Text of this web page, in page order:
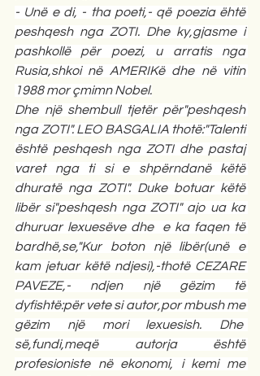
- Unë e di, - tha poeti,- që poezia ëhtë
peshqesh nga ZOTI. Dhe ky,gjasme i
pashkollë për poezi, u arratis nga
Rusia,shkoi në AMERIKë dhe në vitin
1988 mor çmimn Nobel.
Dhe një shembull tjetër për"peshqesh
nga ZOTI". LEO BASGALIA thotë:"Talenti
është peshqesh nga ZOTI dhe pastaj
varet nga ti si e shpërndanë këtë
dhuratë nga ZOTI". Duke botuar këtë
libër si"peshqesh nga ZOTI" ajo ua ka
dhuruar lexuesëve dhe  e ka faqen të
bardhë,se,"Kur boton një libër(unë e
kam jetuar këtë ndjesi),-thotë CEZARE
PAVEZE,- ndjen një gëzim të
dyfishtë:për vete si autor,por mbush me
gëzim një mori lexuesish. Dhe
së,fundi,meqë autorja është
profesioniste në ekonomi, i kemi me